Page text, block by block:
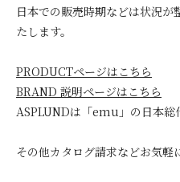
日本での販売時期などは状況
たします。
PRODUCTページはこちら
BRAND 説明ページはこちら
ASPLUNDは「emu」の日本総
その他カタログ請求などお気軽